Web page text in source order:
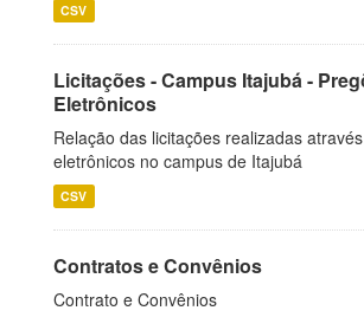
CSV
Licitações - Campus Itajubá -
Eletrônicos
Relação das licitações realizadas
eletrônicos no campus de Itajubá
CSV
Contratos e Convênios
Contrato e Convênios